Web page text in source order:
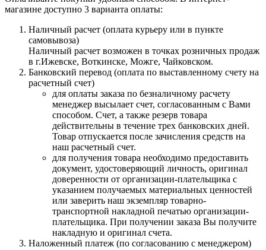
магазине доступно 3 варианта оплаты:
Наличный расчет (оплата курьеру или в пункте
самовывоза)
Наличный расчет возможен в точках розничных продаж
в г.Ижевске, Воткинске, Можге, Чайковском.
Банковский перевод (оплата по выставленному счету на
расчетный счет)
для оплаты заказа по безналичному расчету
менеджер высылает счет, согласованным с Вами
способом. Счет, а также резерв товара
действительны в течение трех банковских дней.
Товар отпускается после зачисления средств на
наш расчетный счет.
для получения товара необходимо предоставить
документ, удостоверяющий личность, оригинал
доверенности от организации-плательщика с
указанием получаемых материальных ценностей
или заверить наш экземпляр товарно-
транспортной накладной печатью организации-
плательщика. При получении заказа Вы получите
накладную и оригинал счета.
Наложенный платеж (по согласованию с менеджером)